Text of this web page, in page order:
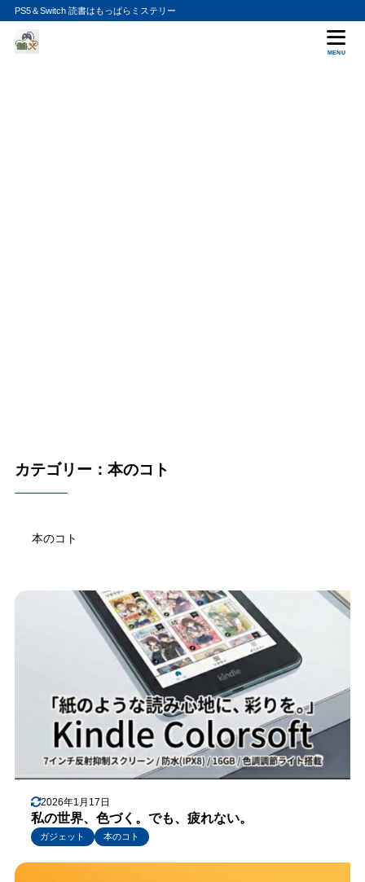
PS5＆Switch 読書はもっぱらミステリー
MENU
カテゴリー：本のコト
本のコト
2026年1月17日
私の世界、色づく。でも、疲れない。
ガジェット 本のコト